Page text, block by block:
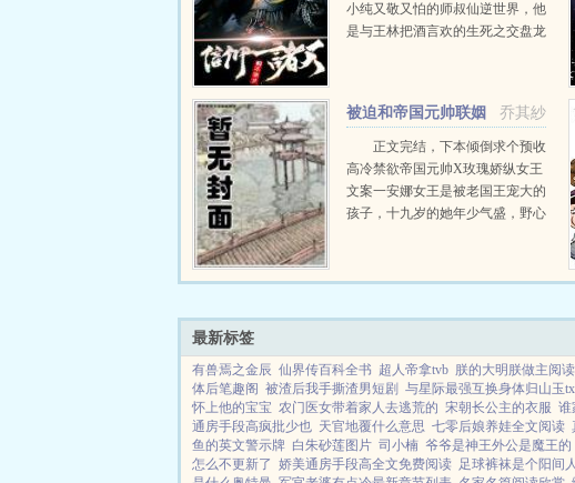
小纯又敬又怕的师叔仙逆世界，他
是与王林把酒言欢的生死之交盘龙
乔其紗
被迫和帝国元帅联姻
正文完结，下本倾倒求个预收
高冷禁欲帝国元帅X玫瑰娇纵女王
文案一安娜女王是被老国王宠大的
孩子，十九岁的她年少气盛，野心
场，战功赫赫...
最新标签
有兽焉之金辰 仙界传百科全书 超人帝拿tvb 朕的大明朕做主阅读
体后笔趣阁 被渣后我手撕渣男短剧 与星际最强互换身体归山玉
怀上他的宝宝 农门医女带着家人去逃荒的 宋朝长公主的衣服 谁
通房手段高疯批少也 天官地覆什么意思 七零后娘养娃全文阅读
鱼的英文警示牌 白朱砂莲图片 司小楠 爷爷是神王外公是魔王的
怎么不更新了 娇美通房手段高全文免费阅读 足球裤袜是个阳间人